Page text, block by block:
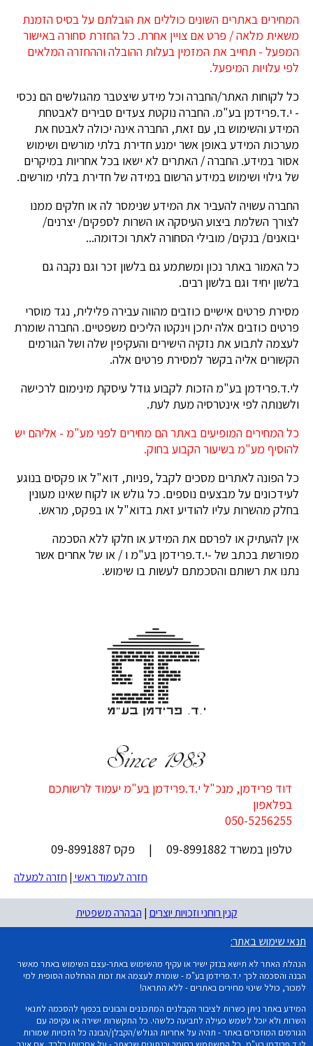
המחירים באתרים השונים כוללים את הובלתם על בסיס הזמנת
משאית מלאה / פרט אם צויין אחרת. כל החזרת סחורה באישור
המפעל - תחייב את המזמין בעלות ההובלה וההחזרה המלאים
לפי עלויות המיפעל.
כל לקוחות האתר/החברה וכל מידע שיצטבר מהגולשים הם נכסי
- י.ד.פרידמן בע"מ. החברה נוקטת צעדים סבירים לאבטחת
המידע והשימוש בו, עם זאת, החברה אינה יכולה לאבטח את
מערכות המידע באופן אשר ימנע חדירת בלתי מורשים ושימוש
אסור במידע. החברה / האתרים לא ישאו בכל אחריות במיקרים
של גילוי ושימוש במידע הרשום במידה של חדירת בלתי מורשים.
החברה עשויה להעביר את המידע שנימסר לה או חלקים ממנו
לצורך השלמת ביצוע העיסקה או השרות לספקים/ יצרנים/
יבואנים/ בנקים/ מובילי הסחורה לאתר וכדומה...
כל האמור באתר נכון ומשתמע גם בלשון זכר וגם נקבה גם
בלשון יחיד וגם בלשון רבים.
מסירת פרטים אישיים כוזבים מהווה עבירה פלילית, נגד מוסרי
פרטים כוזבים אלה יתכן וינקטו הליכים משפטיים. החברה שומרת
לעצמה לתבוע את נזקיה הישירים והעקיפין שלה ושל הגורמים
הקשורים אליה בקשר למסירת פרטים אלה.
לי.ד.פרידמן בע"מ הזכות לקבוע גודל עיסקת מינימום לרכישה
ולשנותה לפי אינטרסיה מעת לעת.
כל המחירים המופיעים באתר הם מחירים לפני מע"מ - אליהם יש
להוסיף מע"מ בשיעור הקבוע בחוק.
כל הפונה לאתרים מסכים לקבל ,פניות, דוא"ל או פקסים בנוגע
לעידכונים על מבצעים נוספים. כל גולש או לקוח שאינו מעונין
בחלק מהשרות עליו להודיע זאת בדוא"ל או בפקס, מראש.
אין להעתיק או לפרסם את המידע או חלקו ללא הסכמה
מפורשת בכתב של -י.ד.פרידמן בע"מ ו / או של אחרים אשר
נתנו את רשותם והסכמתם לעשות בו שימוש.
דוד פרידמן, מנכ"ל י.ד.פרידמן בע"מ יעמוד לרשותכם
בפלאפון
050-5256255
טלפון במשרד 09-8991882 | פקס 09-8991887
חזרה לעמוד ראשי | חזרה למעלה
קנין רוחני וזכויות יוצרים | הבהרה משפטית
תנאי שימוש באתר:
הנהלת האתר לא תישא בנזק ישיר או עקיף מהשימוש באתר-עצם השימוש באתר מאשר
הבנה והסכמה לכך י.ד.פרידמן בע"מ - שומרת לעצמה את זכות ההחלטה הסופית למי
למכור, כולל שינוי מחירים באתרים - ללא התראה!
המידע באתר ניתן כשרות לציבור הקבלנים המתכננים והבונים בכפוף להסכמה לתנאי
השרות ולא יוכל לשמש כעילה לתביעה כלשהי. כל התקשרות ישירה או עקיפה עם
הגורמים המוזכרים באתר - תהיה על אחריות הגולש/הקבלן/הבונה כל הזכויות שמורות